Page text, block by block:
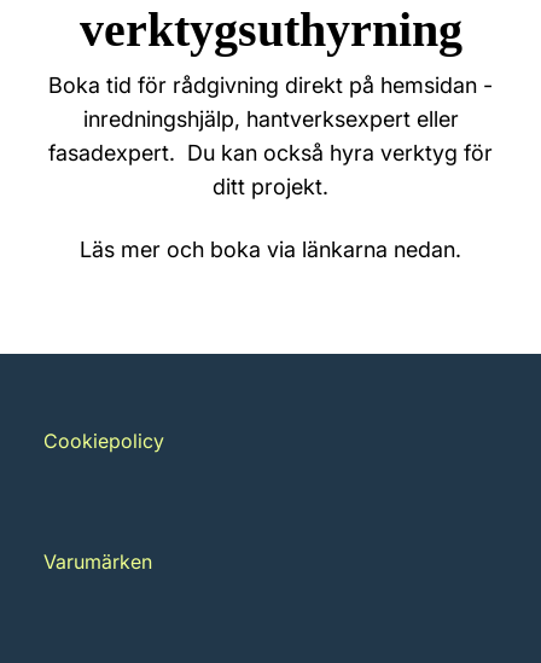
verktygsuthyrning
Boka tid för rådgivning direkt på hemsidan -
inredningshjälp, hantverksexpert eller
fasadexpert. Du kan också hyra verktyg för
ditt projekt.
Läs mer och boka via länkarna nedan.
Cookiepolicy
Varumärken